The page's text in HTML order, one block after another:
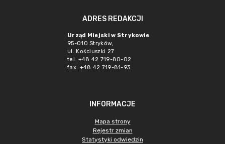
ADRES REDAKCJI
Urząd Miejski w Strykowie
95-010 Stryków,
ul. Kościuszki 27
tel. +48 42 719-80-02
fax. +48 42 719-81-93
INFORMACJE
Mapa strony
Rejestr zmian
Statystyki odwiedzin